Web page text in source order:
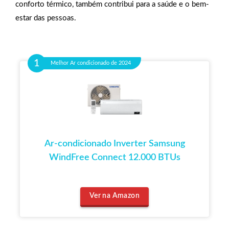
conforto térmico, também contribui para a saúde e o bem-
estar das pessoas.
Melhor Ar condicionado de 2024
Ar-condicionado Inverter Samsung
WindFree Connect 12.000 BTUs
Ver na Amazon